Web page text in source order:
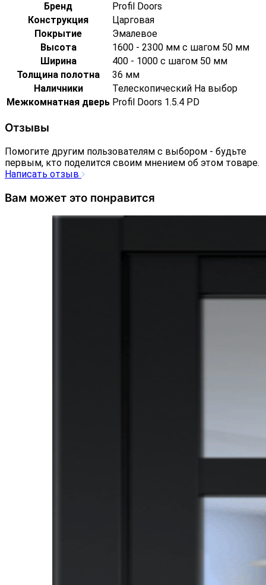
Бренд
Profil Doors
Конструкция
Царговая
Покрытие
Эмалевое
Высота
1600 - 2300 мм с шагом 50 мм
Ширина
400 - 1000 с шагом 50 мм
Толщина полотна
36 мм
Наличники
Телескопический На выбор
Межкомнатная дверь Profil Doors 1.5.4 PD
Отзывы
Помогите другим пользователям с выбором - будьте
первым, кто поделится своим мнением об этом товаре.
Написать отзыв
Вам может это понравится